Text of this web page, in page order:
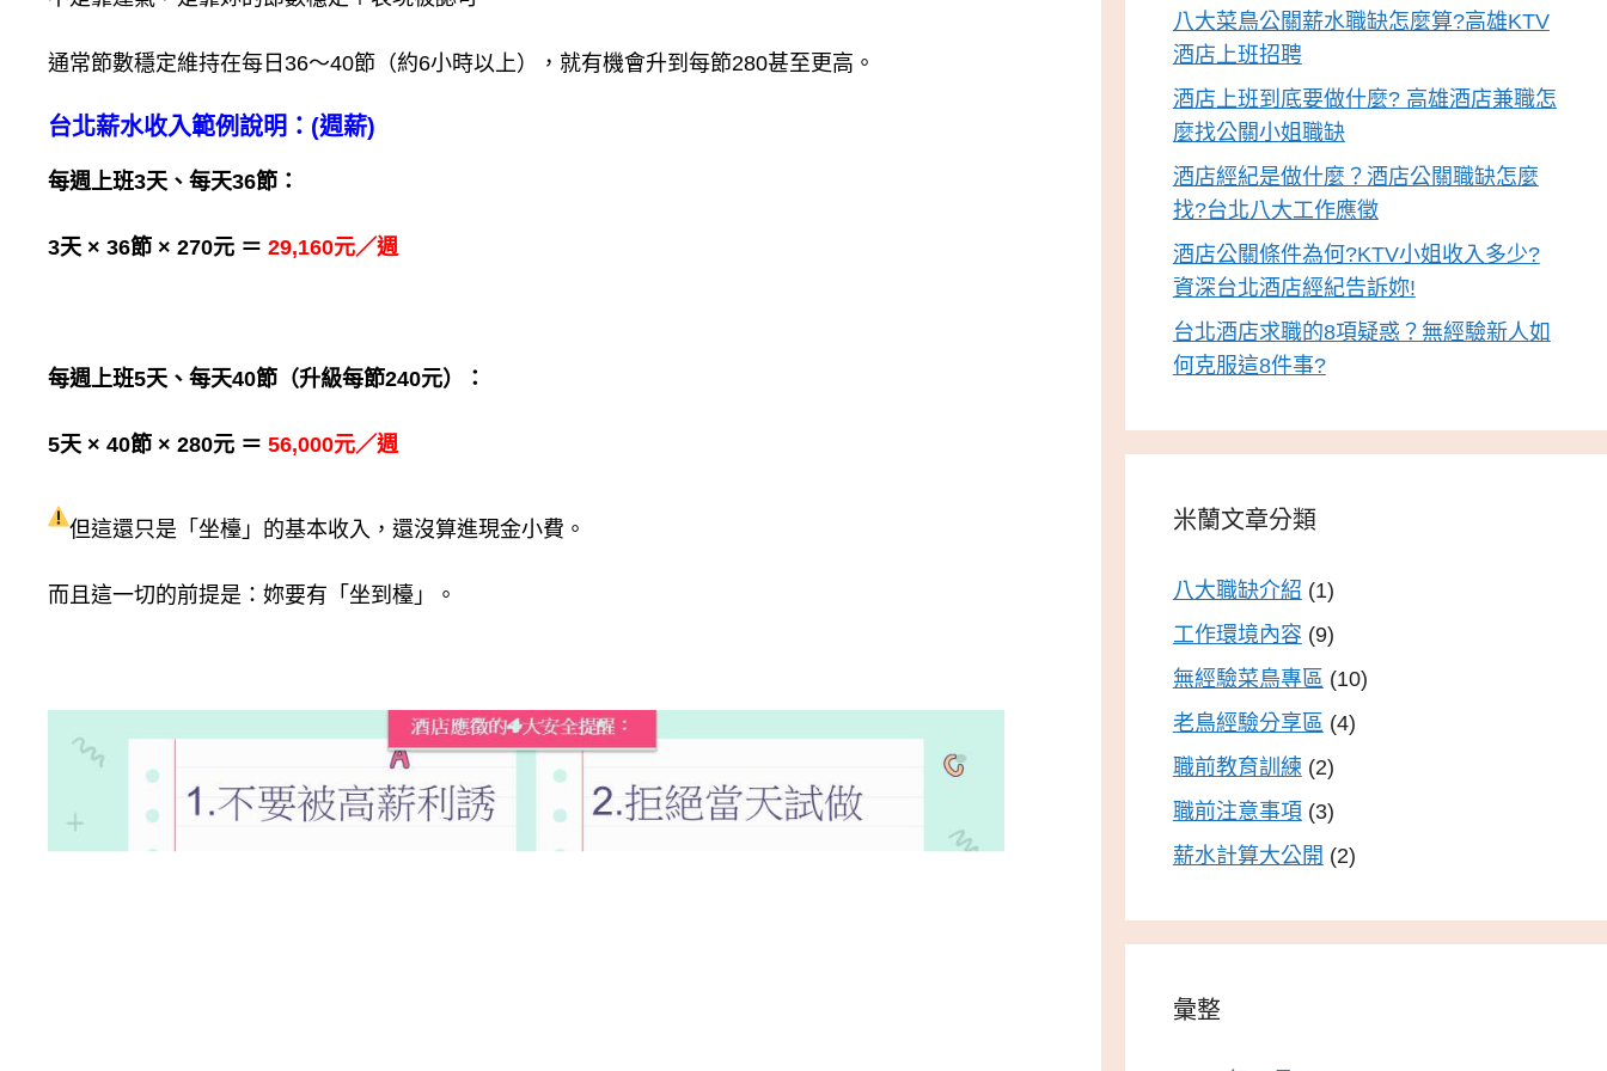
通常節數穩定維持在每日36～40節（約6小時以上），就有機會升到每節280甚至更高。
台北薪水收入範例說明：(週薪)
每週上班3天、每天36節：
3天 × 36節 × 270元 ＝ 29,160元／週
每週上班5天、每天40節（升級每節240元）：
5天 × 40節 × 280元 ＝ 56,000元／週
但這還只是「坐檯」的基本收入，還沒算進現金小費。
而且這一切的前提是：妳要有「坐到檯」。
八大菜鳥公關薪水職缺怎麼算?高雄KTV
酒店上班招聘
酒店上班到底要做什麼? 高雄酒店兼職怎
麼找公關小姐職缺
酒店經紀是做什麼？酒店公關職缺怎麼
找?台北八大工作應徵
酒店公關條件為何?KTV小姐收入多少?
資深台北酒店經紀告訴妳!
台北酒店求職的8項疑惑？無經驗新人如
何克服這8件事?
米蘭文章分類
八大職缺介紹 (1)
工作環境內容 (9)
無經驗菜鳥專區 (10)
老鳥經驗分享區 (4)
職前教育訓練 (2)
職前注意事項 (3)
薪水計算大公開 (2)
彙整